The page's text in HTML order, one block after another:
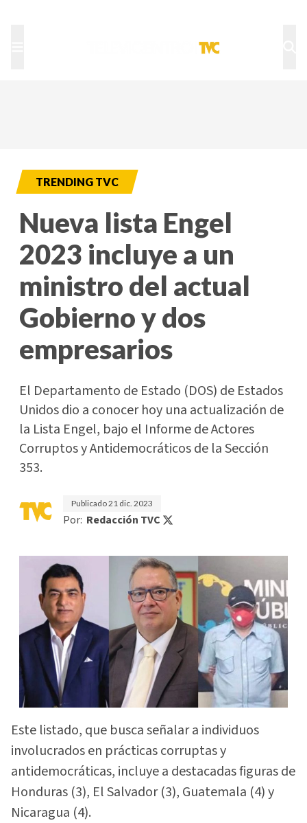
TRENDING TVC
Nueva lista Engel
2023 incluye a un
ministro del actual
Gobierno y dos
empresarios
El Departamento de Estado (DOS) de Estados
Unidos dio a conocer hoy una actualización de
la Lista Engel, bajo el Informe de Actores
Corruptos y Antidemocráticos de la Sección
353.
Publicado21 dic. 2023
Por: Redacción TVC
Este listado, que busca señalar a individuos
involucrados en prácticas corruptas y
antidemocráticas, incluye a destacadas figuras de
Honduras (3), El Salvador (3), Guatemala (4) y
Nicaragua (4).